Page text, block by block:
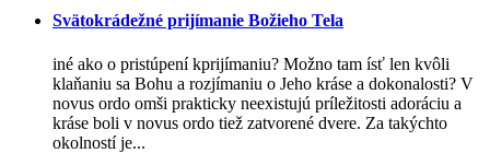
Svätokrádežné prijímanie Božieho Tela
iné ako o pristúpení kprijímaniu? Možno tam ísť len kvôli
klaňaniu sa Bohu a rozjímaniu o Jeho kráse a dokonalosti? V
novus ordo omši prakticky neexistujú príležitosti adoráciu a
kráse boli v novus ordo tiež zatvorené dvere. Za takýchto
okolností je...